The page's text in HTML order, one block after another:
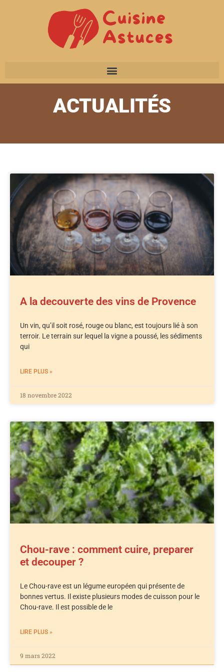
ACTUALITÉS
A la decouverte des vins de Provence
Un vin, qu’il soit rosé, rouge ou blanc, est toujours lié à son
terroir. Le terrain sur lequel la vigne a poussé, les sédiments
qui
LIRE PLUS »
18 novembre 2022
Chou-rave : comment cuire, preparer
et decouper ?
Le Chou-rave est un légume européen qui présente de
bonnes vertus. Il existe plusieurs modes de cuisson pour le
Chou-rave. Il est possible de le
LIRE PLUS »
9 mars 2022